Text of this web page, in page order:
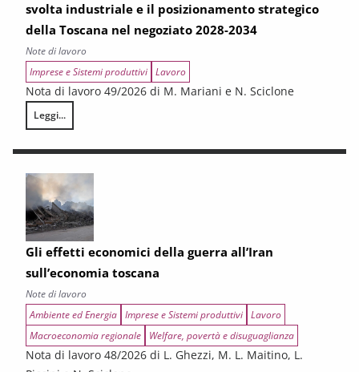
svolta industriale e il posizionamento strategico
della Toscana nel negoziato 2028-2034
Note di lavoro
Imprese e Sistemi produttivi Lavoro
Nota di lavoro 49/2026 di M. Mariani e N. Sciclone
Leggi...
La politica di coesione al bivio. Crisi narrativa, svolta industriale e il
Gli effetti economici della guerra all’Iran
sull’economia toscana
Note di lavoro
Ambiente ed Energia Imprese e Sistemi produttivi Lavoro
Macroeconomia regionale
Welfare, povertà e disuguaglianza
Nota di lavoro 48/2026 di L. Ghezzi, M. L. Maitino, L.